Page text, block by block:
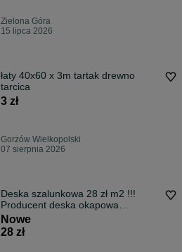
Zielona Góra
15 lipca 2026
łaty 40x60 x 3m tartak drewno
tarcica
3 zł
Gorzów Wielkopolski
07 sierpnia 2026
Deska szalunkowa 28 zł m2 !!!
Producent deska okapowa
obiciowa itd
Nowe
28 zł